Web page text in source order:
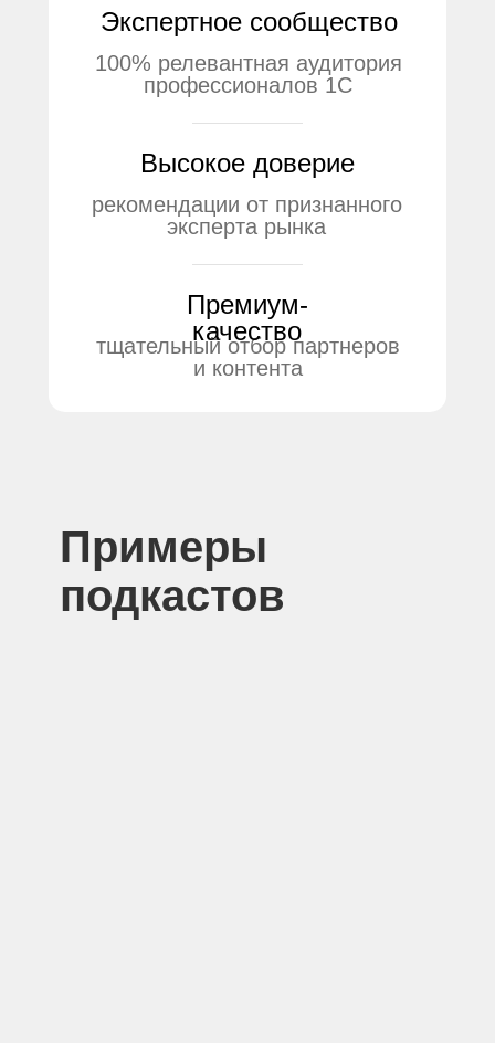
100% релевантная аудитория
профессионалов 1С
Экспертное сообщество
рекомендации от признанного
эксперта рынка
Высокое доверие
тщательный отбор партнеров
и контента
Премиум-
качество
Примеры
подкастов